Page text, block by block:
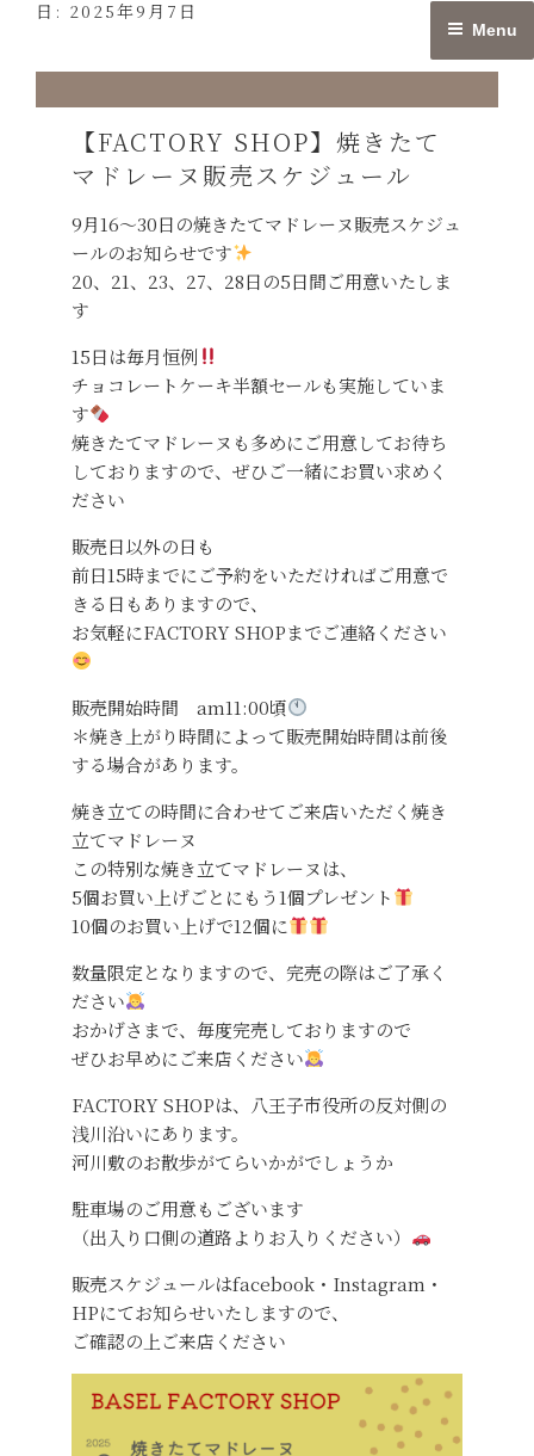
content
Menu
日: 2025年9月7日
【FACTORY SHOP】焼きたて
マドレーヌ販売スケジュール
9月16〜30日の焼きたてマドレーヌ販売スケジュ
ールのお知らせです
20、21、23、27、28日の5日間ご用意いたしま
す
15日は毎月恒例
チョコレートケーキ半額セールも実施していま
す
焼きたてマドレーヌも多めにご用意してお待ち
しておりますので、ぜひご一緒にお買い求めく
ださい
販売日以外の日も
前日15時までにご予約をいただければご用意で
きる日もありますので、
お気軽にFACTORY SHOPまでご連絡ください
販売開始時間 am11:00頃
＊焼き上がり時間によって販売開始時間は前後
する場合があります。
焼き立ての時間に合わせてご来店いただく焼き
立てマドレーヌ
この特別な焼き立てマドレーヌは、
5個お買い上げごとにもう1個プレゼント
10個のお買い上げで12個に
数量限定となりますので、完売の際はご了承く
ださい
おかげさまで、毎度完売しておりますので
ぜひお早めにご来店ください
FACTORY SHOPは、八王子市役所の反対側の
浅川沿いにあります。
河川敷のお散歩がてらいかがでしょうか
駐車場のご用意もございます
（出入り口側の道路よりお入りください）
販売スケジュールはfacebook・Instagram・
HPにてお知らせいたしますので、
ご確認の上ご来店ください